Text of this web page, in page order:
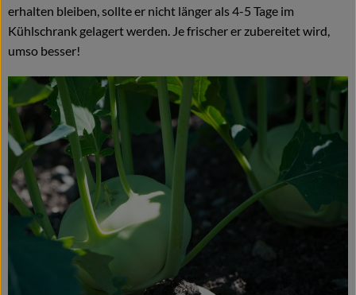
erhalten bleiben, sollte er nicht länger als 4-5 Tage im
Kühlschrank gelagert werden. Je frischer er zubereitet wird,
umso besser!